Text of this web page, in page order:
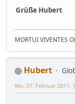
Grüße Hubert
MORTUI VIVENTES
Hubert
Mo, 07. Februar 2011,